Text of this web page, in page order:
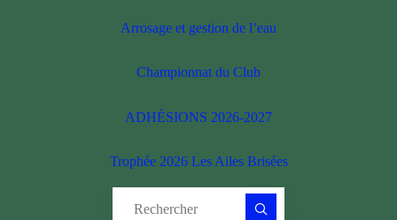
Arrosage et gestion de l’eau
Championnat du Club
ADHÉSIONS 2026-2027
Trophée 2026 Les Ailes Brisées